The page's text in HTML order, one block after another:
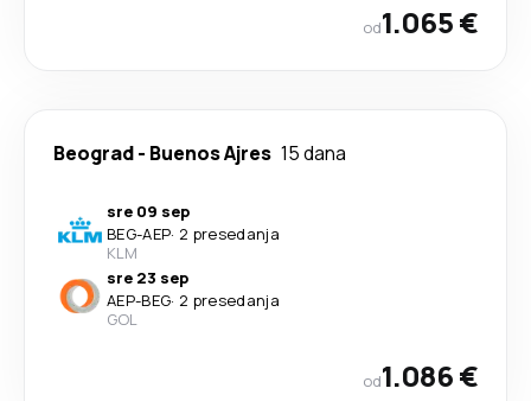
od1.065 €
Beograd- Buenos Ajres 15 dana
sre 09 sep
BEG-AEP· 2 presedanja
KLM
sre 23 sep
AEP-BEG· 2 presedanja
GOL
od1.086 €